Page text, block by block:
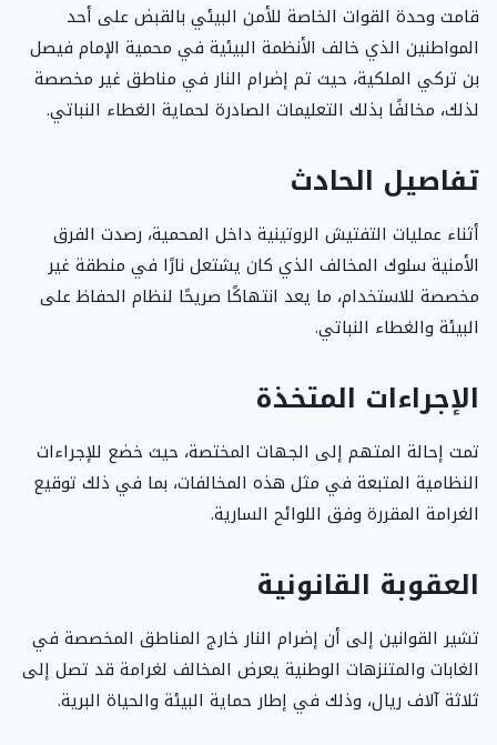
قامت وحدة القوات الخاصة للأمن البيئي بالقبض على أحد
المواطنين الذي خالف الأنظمة البيئية في محمية الإمام فيصل
بن تركي الملكية، حيث تم إضرام النار في مناطق غير مخصصة
لذلك، مخالفًا بذلك التعليمات الصادرة لحماية الغطاء النباتي.
تفاصيل الحادث
أثناء عمليات التفتيش الروتينية داخل المحمية، رصدت الفرق
الأمنية سلوك المخالف الذي كان يشتعل نارًا في منطقة غير
مخصصة للاستخدام، ما يعد انتهاكًا صريحًا لنظام الحفاظ على
البيئة والغطاء النباتي.
الإجراءات المتخذة
تمت إحالة المتهم إلى الجهات المختصة، حيث خضع للإجراءات
النظامية المتبعة في مثل هذه المخالفات، بما في ذلك توقيع
الغرامة المقررة وفق اللوائح السارية.
العقوبة القانونية
تشير القوانين إلى أن إضرام النار خارج المناطق المخصصة في
الغابات والمتنزهات الوطنية يعرض المخالف لغرامة قد تصل إلى
ثلاثة آلاف ريال، وذلك في إطار حماية البيئة والحياة البرية.